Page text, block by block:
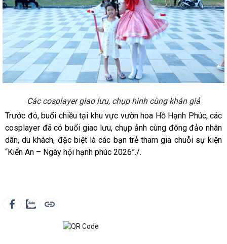
Các cosplayer giao lưu, chụp hình cùng khán giả
Trước đó, buổi chiều tại khu vực vườn hoa Hồ Hạnh Phúc, các
cosplayer đã có buổi giao lưu, chụp ảnh cùng đông đảo nhân
dân, du khách, đặc biệt là các bạn trẻ tham gia chuỗi sự kiện
“Kiến An – Ngày hội hạnh phúc 2026”./.